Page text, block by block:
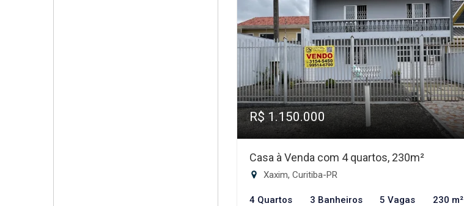
R$ 1.150.000
Casa à Venda com 4 quartos, 230m²
Xaxim, Curitiba-PR
4 Quartos 3 Banheiros 5 Vagas 230 m²